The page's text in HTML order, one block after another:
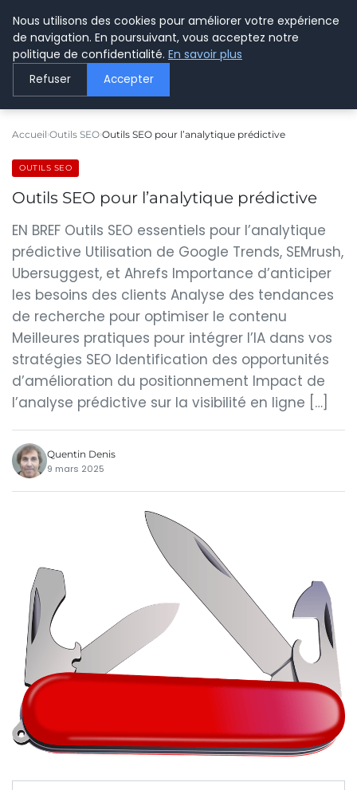
LE WEBMARKETING
Accueil Outils SEO Outils SEO pour l’analytique prédictive
OUTILS SEO
Outils SEO pour l’analytique prédictive
EN BREF Outils SEO essentiels pour l’analytique
prédictive Utilisation de Google Trends, SEMrush,
Ubersuggest, et Ahrefs Importance d’anticiper
les besoins des clients Analyse des tendances
de recherche pour optimiser le contenu
Meilleures pratiques pour intégrer l’IA dans vos
stratégies SEO Identification des opportunités
d’amélioration du positionnement Impact de
l’analyse prédictive sur la visibilité en ligne […]
Quentin Denis
9 mars 2025
Nous utilisons des cookies pour améliorer votre expérience
de navigation. En poursuivant, vous acceptez notre
politique de confidentialité. En savoir plus
Refuser Accepter